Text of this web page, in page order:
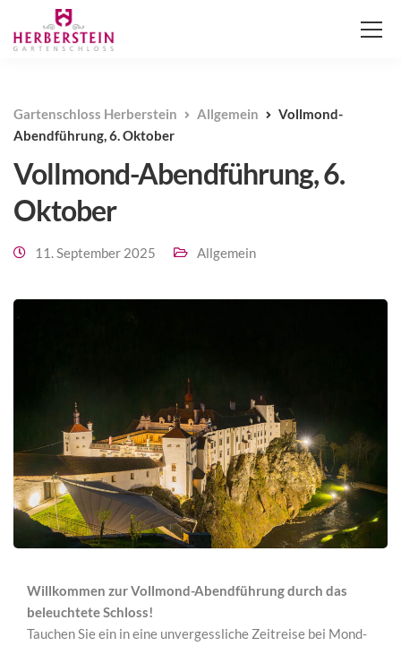
Gartenschloss Herberstein Allgemein
Vollmond-
Abendführung, 6. Oktober
Vollmond-Abendführung, 6.
Oktober
11. September 2025 Allgemein
Willkommen zur Vollmond-Abendführung durch das
beleuchtete Schloss!
Tauchen Sie ein in eine unvergessliche Zeitreise bei Mond-